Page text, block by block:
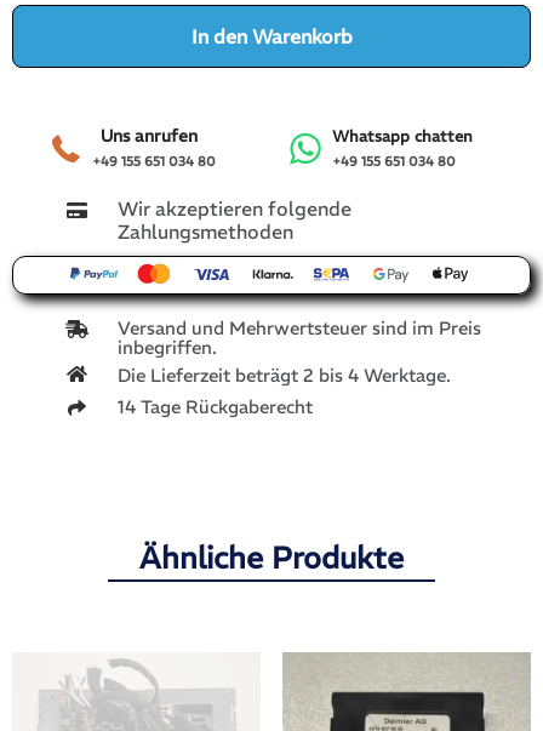
In den Warenkorb
+49 155 651 034 80
Uns anrufen
+49 155 651 034 80
Whatsapp chatten
Wir akzeptieren folgende
Zahlungsmethoden
Versand und Mehrwertsteuer sind im Preis
inbegriffen.
Die Lieferzeit beträgt 2 bis 4 Werktage.
14 Tage Rückgaberecht
Ähnliche Produkte